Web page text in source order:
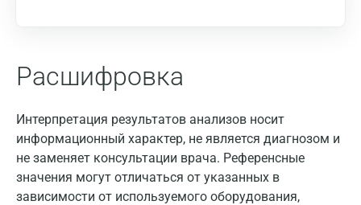
Расшифровка
Интерпретация результатов анализов носит
информационный характер, не является диагнозом и
не заменяет консультации врача. Референсные
значения могут отличаться от указанных в
зависимости от используемого оборудования,